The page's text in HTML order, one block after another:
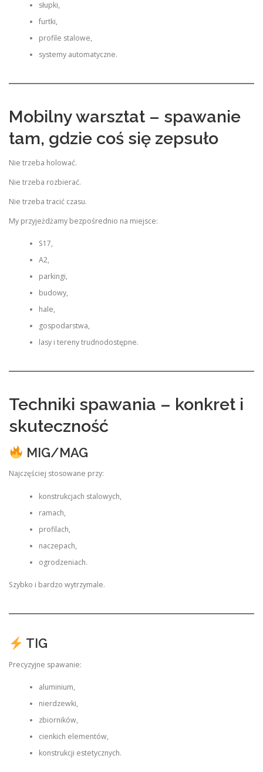
słupki,
furtki,
profile stalowe,
systemy automatyczne.
Mobilny warsztat – spawanie
tam, gdzie coś się zepsuło
Nie trzeba holować.
Nie trzeba rozbierać.
Nie trzeba tracić czasu.
My przyjeżdżamy bezpośrednio na miejsce:
S17,
A2,
parkingi,
budowy,
hale,
gospodarstwa,
lasy i tereny trudnodostępne.
Techniki spawania – konkret i
skuteczność
MIG/MAG
Najczęściej stosowane przy:
konstrukcjach stalowych,
ramach,
profilach,
naczepach,
ogrodzeniach.
Szybko i bardzo wytrzymale.
TIG
Precyzyjne spawanie:
aluminium,
nierdzewki,
zbiorników,
cienkich elementów,
konstrukcji estetycznych.